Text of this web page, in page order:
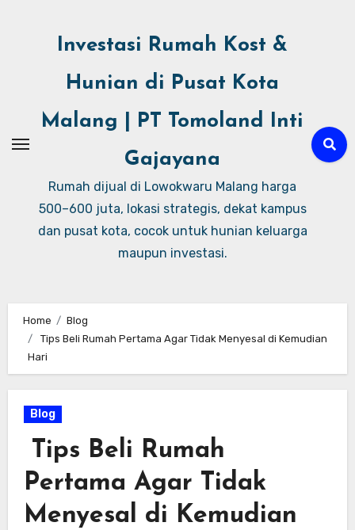
Investasi Rumah Kost &
Hunian di Pusat Kota
Malang | PT Tomoland Inti
Gajayana
Rumah dijual di Lowokwaru Malang harga
500–600 juta, lokasi strategis, dekat kampus
dan pusat kota, cocok untuk hunian keluarga
maupun investasi.
Home
Blog
Tips Beli Rumah Pertama Agar Tidak Menyesal di Kemudian
Hari
Blog
Tips Beli Rumah
Pertama Agar Tidak
Menyesal di Kemudian